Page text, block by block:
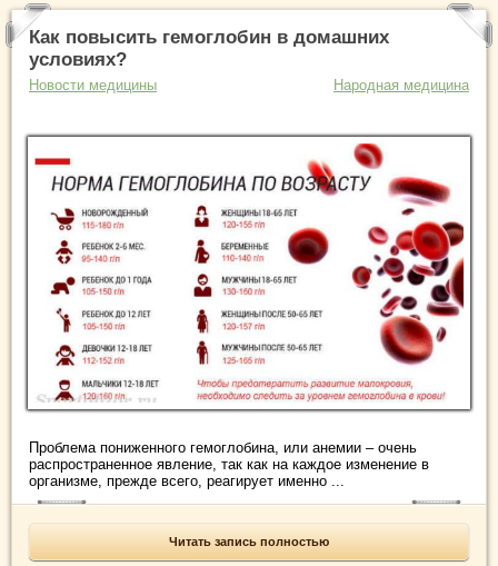
Как повысить гемоглобин в домашних
условиях?
Новости медицины Народная медицина
Проблема пониженного гемоглобина, или анемии – очень
распространенное явление, так как на каждое изменение в
организме, прежде всего, реагирует именно ...
Читать запись полностью